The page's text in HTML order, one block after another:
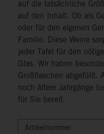
auf die tatsächliche
auf den Inhalt. Ob als
oder für den eigenen
Familie. Diese Weine
jeder Tafel für den
Glas. Wir haben
Großflaschen abgefüllt.
noch ältere Jahrgänge
für Sie bereit.